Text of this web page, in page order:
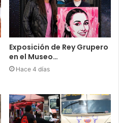
Exposición de Rey Grupero
en el Museo…
Hace 4 días